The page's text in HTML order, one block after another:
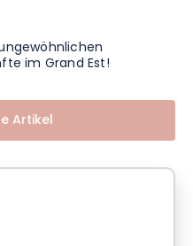
im Grand Est!
Artikel